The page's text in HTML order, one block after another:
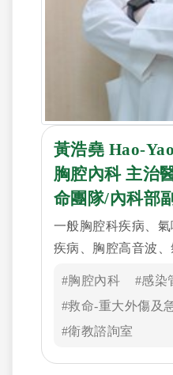
黃浩堯 Hao-
胸腔內科 主治
命團隊/內科部
一般胸腔科疾病、
疾病、胸腔高音波
#胸腔內科
#感染
#救命-重大外傷及
#衛教諮詢室